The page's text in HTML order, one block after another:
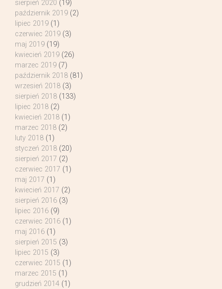
sierpień 2020 (19)
październik 2019 (2)
lipiec 2019 (1)
czerwiec 2019 (3)
maj 2019 (19)
kwiecień 2019 (26)
marzec 2019 (7)
październik 2018 (81)
wrzesień 2018 (3)
sierpień 2018 (133)
lipiec 2018 (2)
kwiecień 2018 (1)
marzec 2018 (2)
luty 2018 (1)
styczeń 2018 (20)
sierpień 2017 (2)
czerwiec 2017 (1)
maj 2017 (1)
kwiecień 2017 (2)
sierpień 2016 (3)
lipiec 2016 (9)
czerwiec 2016 (1)
maj 2016 (1)
sierpień 2015 (3)
lipiec 2015 (3)
czerwiec 2015 (1)
marzec 2015 (1)
grudzień 2014 (1)